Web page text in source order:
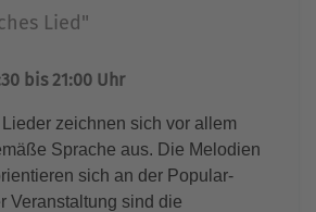
Lied"
bis 21:00 Uhr
zeichnen sich vor allem
Sprache aus. Die Melodien
sich an der Popular-
Veranstaltung sind die